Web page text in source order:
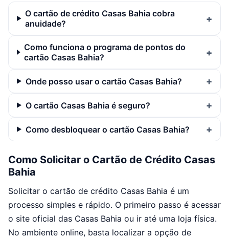
O cartão de crédito Casas Bahia cobra
anuidade?
Como funciona o programa de pontos do
cartão Casas Bahia?
Onde posso usar o cartão Casas Bahia?
O cartão Casas Bahia é seguro?
Como desbloquear o cartão Casas Bahia?
Como Solicitar o Cartão de Crédito Casas
Bahia
Solicitar o cartão de crédito Casas Bahia é um
processo simples e rápido. O primeiro passo é acessar
o site oficial das Casas Bahia ou ir até uma loja física.
No ambiente online, basta localizar a opção de